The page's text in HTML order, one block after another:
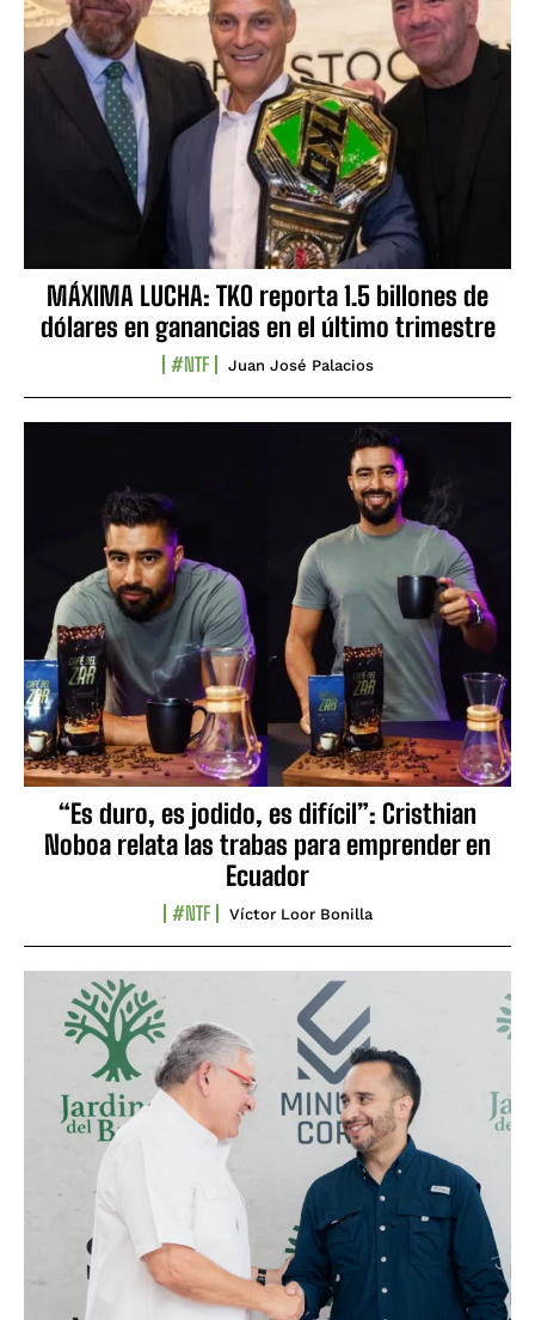
MÁXIMA LUCHA: TKO reporta 1.5 billones de
dólares en ganancias en el último trimestre
#NTF Juan José Palacios
“Es duro, es jodido, es difícil”: Cristhian
Noboa relata las trabas para emprender en
Ecuador
#NTF Víctor Loor Bonilla